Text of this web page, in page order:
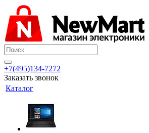
+7(495)134-7272
Заказать звонок
Каталог